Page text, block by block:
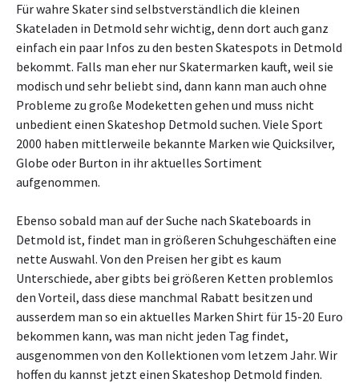
Für wahre Skater sind selbstverständlich die kleinen
Skateladen in Detmold sehr wichtig, denn dort auch ganz
einfach ein paar Infos zu den besten Skatespots in Detmold
bekommt. Falls man eher nur Skatermarken kauft, weil sie
modisch und sehr beliebt sind, dann kann man auch ohne
Probleme zu große Modeketten gehen und muss nicht
unbedient einen Skateshop Detmold suchen. Viele Sport
2000 haben mittlerweile bekannte Marken wie Quicksilver,
Globe oder Burton in ihr aktuelles Sortiment
aufgenommen.
Ebenso sobald man auf der Suche nach Skateboards in
Detmold ist, findet man in größeren Schuhgeschäften eine
nette Auswahl. Von den Preisen her gibt es kaum
Unterschiede, aber gibts bei größeren Ketten problemlos
den Vorteil, dass diese manchmal Rabatt besitzen und
ausserdem man so ein aktuelles Marken Shirt für 15-20 Euro
bekommen kann, was man nicht jeden Tag findet,
ausgenommen von den Kollektionen vom letzem Jahr. Wir
hoffen du kannst jetzt einen Skateshop Detmold finden.